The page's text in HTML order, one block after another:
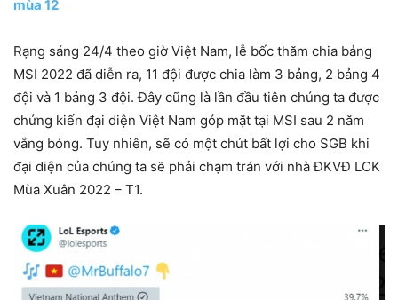
mùa 12
Rạng sáng 24/4 theo giờ Việt Nam, lễ bốc thăm chia bảng
MSI 2022 đã diễn ra, 11 đội được chia làm 3 bảng, 2 bảng 4
đội và 1 bảng 3 đội. Đây cũng là lần đầu tiên chúng ta được
chứng kiến ​​đại diện Việt Nam góp mặt tại MSI sau 2 năm
vắng bóng. Tuy nhiên, sẽ có một chút bất lợi cho SGB khi
đại diện của chúng ta sẽ phải chạm trán với nhà ĐKVĐ LCK
Mùa Xuân 2022 – T1.